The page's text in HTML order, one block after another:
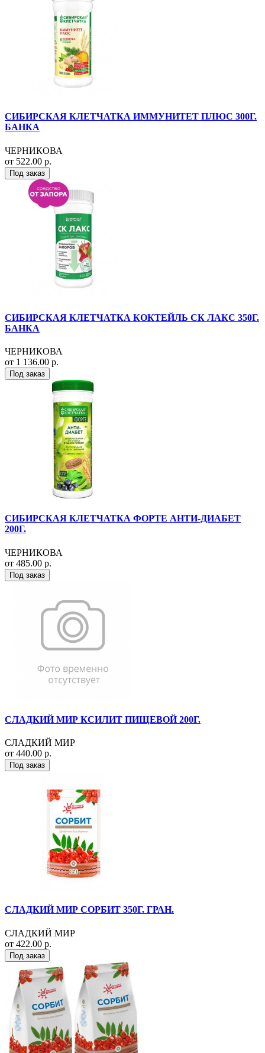
СИБИРСКАЯ КЛЕТЧАТКА ИММУНИТЕТ ПЛЮС 300Г.
БАНКА
ЧЕРНИКОВА
от 522.00 р.
Под заказ
СИБИРСКАЯ КЛЕТЧАТКА КОКТЕЙЛЬ СК ЛАКС 350Г.
БАНКА
ЧЕРНИКОВА
от 1 136.00 р.
Под заказ
СИБИРСКАЯ КЛЕТЧАТКА ФОРТЕ АНТИ-ДИАБЕТ
200Г.
ЧЕРНИКОВА
от 485.00 р.
Под заказ
СЛАДКИЙ МИР КСИЛИТ ПИЩЕВОЙ 200Г.
СЛАДКИЙ МИР
от 440.00 р.
Под заказ
СЛАДКИЙ МИР СОРБИТ 350Г. ГРАН.
СЛАДКИЙ МИР
от 422.00 р.
Под заказ